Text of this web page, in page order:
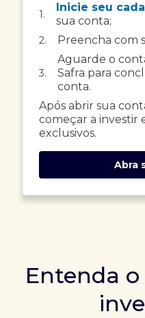
1.
Inicie seu
sua conta;
2. Preencha com
3.
Aguarde o
Safra para
conta.
Após abrir sua
começar a investir
exclusivos.
Abra
Entenda